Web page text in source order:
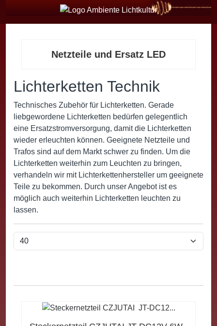
Netzteile und Ersatz LED
Lichterketten Technik
Technisches Zubehör für Lichterketten. Gerade
liebgewordene Lichterketten bedürfen gelegentlich
eine Ersatzstromversorgung, damit die Lichterketten
wieder erleuchten können. Geeignete Netzteile und
Trafos sind auf dem Markt schwer zu finden. Um die
Lichterketten weiterhin zum Leuchten zu bringen,
verhandeln wir mit Lichterkettenhersteller um geeignete
Teile zu bekommen. Durch unser Angebot ist es
möglich auch weiterhin Lichterketten leuchten zu
lassen.